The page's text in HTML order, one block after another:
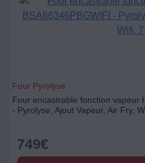
Four Pyrolyse
Four encastrable fonction vapeur
- Pyrolyse, Ajout Vapeur, Air Fry,
749€